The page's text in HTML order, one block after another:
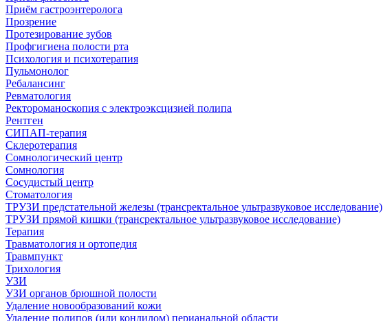
Приём гастроэнтеролога
Прозрение
Протезирование зубов
Профгигиена полости рта
Психология и психотерапия
Пульмонолог
Ребалансинг
Ревматология
Ректороманоскопия с электроэксцизией полипа
Рентген
СИПАП-терапия
Склеротерапия
Сомнологический центр
Сомнология
Сосудистый центр
Стоматология
ТРУЗИ предстательной железы (трансректальное ультразвуковое исследование)
ТРУЗИ прямой кишки (трансректальное ультразвуковое исследование)
Терапия
Травматология и ортопедия
Травмпункт
Трихология
УЗИ
УЗИ органов брюшной полости
Удаление новообразований кожи
Удаление полипов (или кондилом) перианальной области